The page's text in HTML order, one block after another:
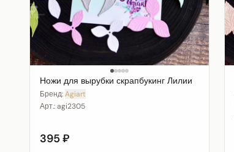
Ножи для вырубки скрапбукинг Лилии
Бренд:Agiart
Арт.:agi2305
395 ₽